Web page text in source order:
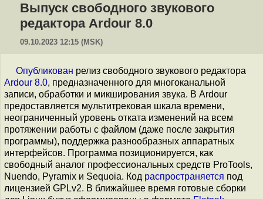
Выпуск свободного звукового
редактора Ardour 8.0
09.10.2023 12:15 (MSK)
Опубликован релиз свободного звукового редактора
Ardour 8.0, предназначенного для многоканальной
записи, обработки и микширования звука. В Ardour
предоставляется мультитрековая шкала времени,
неограниченный уровень отката изменений на всем
протяжении работы с файлом (даже после закрытия
программы), поддержка разнообразных аппаратных
интерфейсов. Программа позиционируется, как
свободный аналог профессиональных средств ProTools,
Nuendo, Pyramix и Sequoia. Код распространяется под
лицензией GPLv2. В ближайшее время готовые сборки